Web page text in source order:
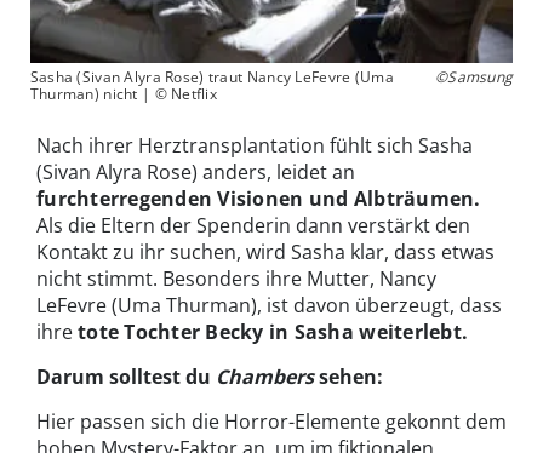
Sasha (Sivan Alyra Rose) traut Nancy LeFevre (Uma
Thurman) nicht | © Netflix
©Samsung
Nach ihrer Herztransplantation fühlt sich Sasha
(Sivan Alyra Rose) anders, leidet an
furchterregenden Visionen und Albträumen.
Als die Eltern der Spenderin dann verstärkt den
Kontakt zu ihr suchen, wird Sasha klar, dass etwas
nicht stimmt. Besonders ihre Mutter, Nancy
LeFevre (Uma Thurman), ist davon überzeugt, dass
ihretote Tochter Becky in Sasha weiterlebt.
Darum solltest du Chamberssehen:
Hier passen sich die Horror-Elemente gekonnt dem